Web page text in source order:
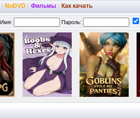
NoDVD Фильмы Как качать
Имя: Пароль: